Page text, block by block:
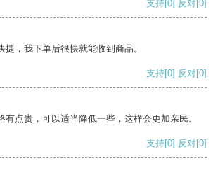
支持[0] 反对[0]
捷，我下单后很快就能收到商品。
支持[0] 反对[0]
有点贵，可以适当降低一些，这样会更加亲民。
支持[0] 反对[0]